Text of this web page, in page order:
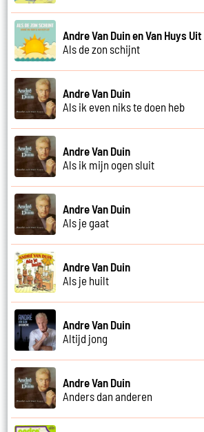
Andre Van Duin en Van Huys Uit
Als de zon schijnt
Andre Van Duin
Als ik even niks te doen heb
Andre Van Duin
Als ik mijn ogen sluit
Andre Van Duin
Als je gaat
Andre Van Duin
Als je huilt
Andre Van Duin
Altijd jong
Andre Van Duin
Anders dan anderen